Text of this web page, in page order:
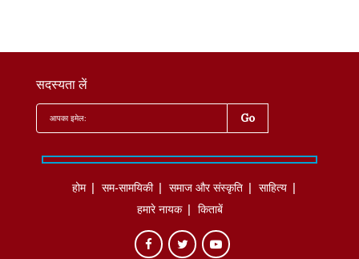
सदस्यता लें
होम सम-सामयिकी समाज और संस्कृति
साहित्‍य
हमारे नायक
किताबें